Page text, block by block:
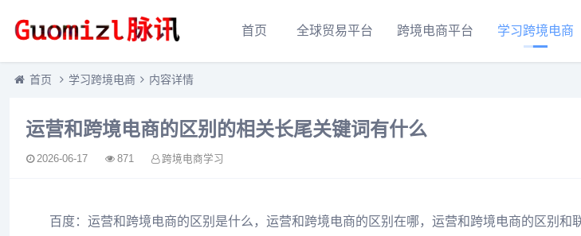
首页 全球贸易平台 跨境电商平台 学习跨境电商
首页 学习跨境电商 内容详情
运营和跨境电商的区别的相关长尾关键词有什么
2026-06-17 871 跨境电商学习
百度：运营和跨境电商的区别是什么，运营和跨境电商的区别在哪，运营和跨境电商的区别和